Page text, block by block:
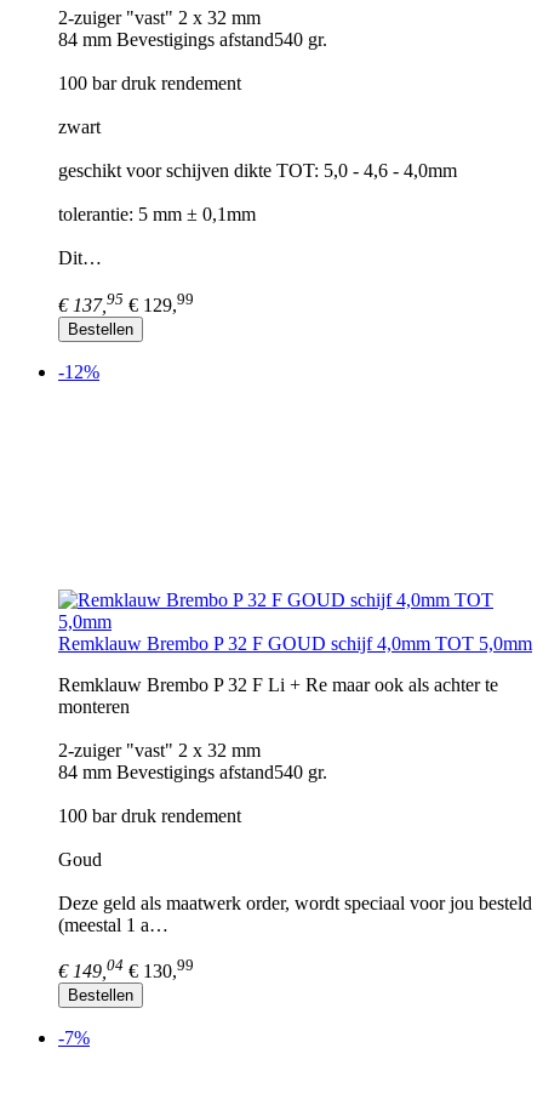
2-zuiger "vast" 2 x 32 mm
84 mm Bevestigings afstand540 gr.
100 bar druk rendement
zwart
geschikt voor schijven dikte TOT: 5,0 - 4,6 - 4,0mm
tolerantie: 5 mm ± 0,1mm
Dit…
€ 137, 95 € 129,99
Bestellen
-12%
Remklauw Brembo P 32 F GOUD schijf 4,0mm TOT 5,0mm
Remklauw Brembo P 32 F Li + Re maar ook als achter te
monteren
2-zuiger "vast" 2 x 32 mm
84 mm Bevestigings afstand540 gr.
100 bar druk rendement
Goud
Deze geld als maatwerk order, wordt speciaal voor jou besteld
(meestal 1 a…
€ 149, 04 € 130,99
Bestellen
-7%